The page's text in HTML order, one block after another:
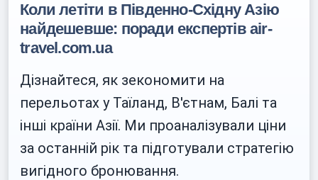
Коли летіти в Південно-Східну Азію
найдешевше: поради експертів air-
travel.com.ua
Дізнайтеся, як зекономити на
перельотах у Таїланд, В'єтнам, Балі та
інші країни Азії. Ми проаналізували ціни
за останній рік та підготували стратегію
вигідного бронювання.